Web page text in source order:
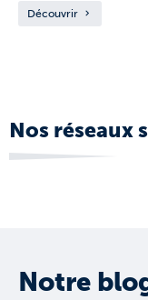
Découvrir
Nos réseaux
Notre